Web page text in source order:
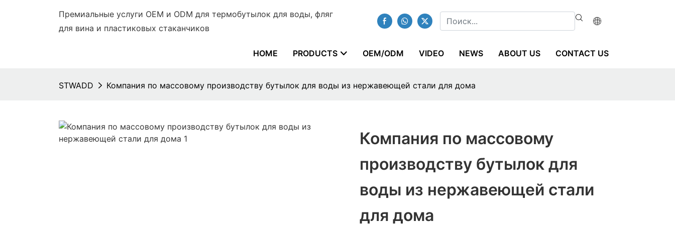
Премиальные услуги OEM и ODM для термобутылок для воды, фляг
для вина и пластиковых стаканчиков
HOME PRODUCTS OEM/ODM VIDEO NEWS ABOUT US CONTACT US
STWADD Компания по массовому производству бутылок для воды из нержавеющей стали для дома
Компания по массовому
производству бутылок для
воды из нержавеющей стали
для дома